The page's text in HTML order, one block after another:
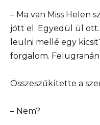
– Ma van Miss Helen
jött el. Egyedül ül ott.
leülni mellé egy
forgalom.
Összeszűkítette a
– Nem?